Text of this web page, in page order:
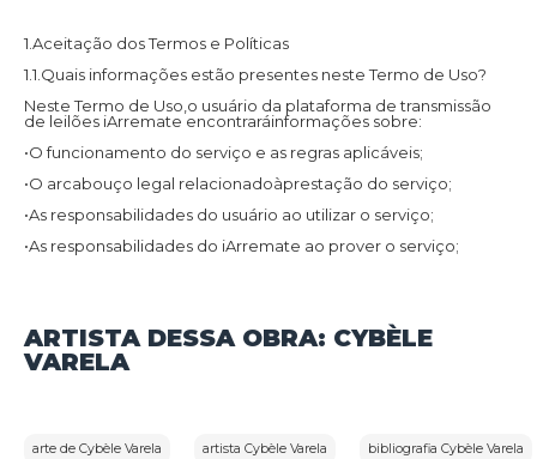
1.Aceitação dos Termos e Políticas
1.1.Quais informações estão presentes neste Termo de Uso?
Neste Termo de Uso,o usuário da plataforma de transmissão
de leilões iArremate encontraráinformações sobre:
•O funcionamento do serviço e as regras aplicáveis;
•O arcabouço legal relacionadoàprestação do serviço;
•As responsabilidades do usuário ao utilizar o serviço;
•As responsabilidades do iArremate ao prover o serviço;
•O foro responsável por eventuais reclamações caso questões
deste Termo de Uso tenham sido violadas.
Além disso,na Política de Privacidade,o usuário da plataforma
dados.
ARTISTA DESSA OBRA: CYBÈLE
VARELA
arte de Cybèle Varela artista Cybèle Varela bibliografia Cybèle Varela